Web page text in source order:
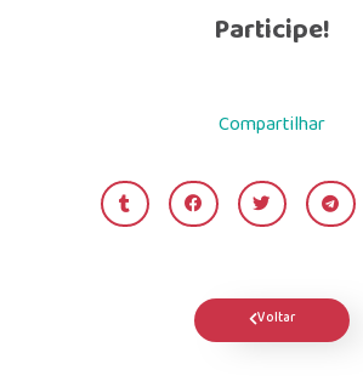
Participe!
Compartilhar
Voltar